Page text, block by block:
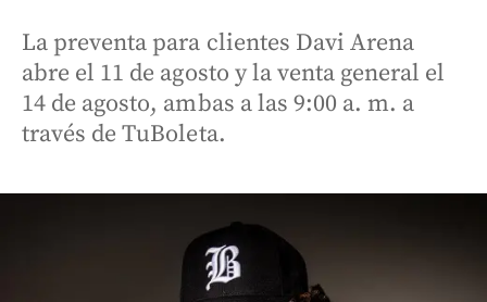
La preventa para clientes Davi Arena
abre el 11 de agosto y la venta general el
14 de agosto, ambas a las 9:00 a. m. a
través de TuBoleta.